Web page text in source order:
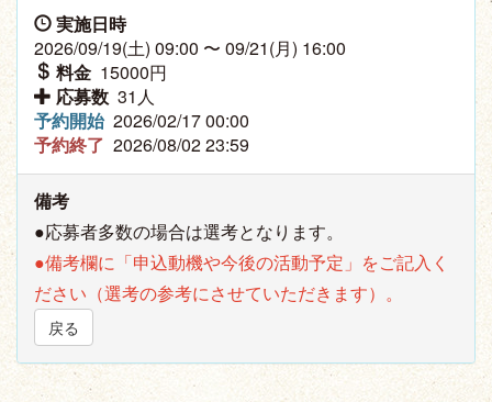
実施日時
2026/09/19(土) 09:00 〜 09/21(月) 16:00
料金 15000円
応募数 31人
予約開始 2026/02/17 00:00
予約終了 2026/08/02 23:59
備考
●応募者多数の場合は選考となります。
●備考欄に「申込動機や今後の活動予定」をご記入く
ださい（選考の参考にさせていただきます）。
戻る